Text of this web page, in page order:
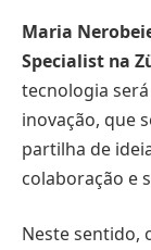
Maria
Specialist na
tecnologia
inovação, que
partilha de
colaboração e
Neste sentido,